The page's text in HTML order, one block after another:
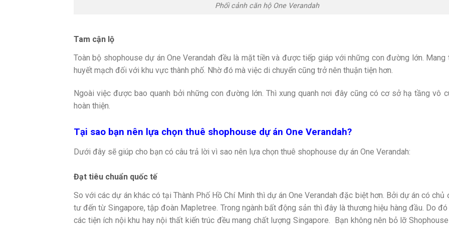
Phối cảnh căn hộ One Verandah
Tam cận lộ
Toàn bộ shophouse dự án One Verandah đều là mặt tiền và được tiếp giáp với những con đường lớn. Mang
huyết mạch đối với khu vực thành phố. Nhờ đó mà việc di chuyển cũng trở nên thuận tiện hơn.
Ngoài việc được bao quanh bởi những con đường lớn. Thì xung quanh nơi đây cũng có cơ sở hạ tầng vô
hoàn thiện.
Tại sao bạn nên lựa chọn thuê shophouse dự án One Verandah?
Dưới đây sẽ giúp cho bạn có câu trả lời vì sao nên lựa chọn thuê shophouse dự án One Verandah:
Đạt tiêu chuẩn quốc tế
So với các dự án khác có tại Thành Phố Hồ Chí Minh thì dự án One Verandah đặc biệt hơn. Bởi dự án có chủ
tư đến từ Singapore, tập đoàn Mapletree. Trong ngành bất động sản thì đây là thương hiệu hàng đầu. Do đó
các tiện ích nội khu hay nội thất kiến trúc đều mang chất lượng Singapore. Bạn không nên bỏ lỡ